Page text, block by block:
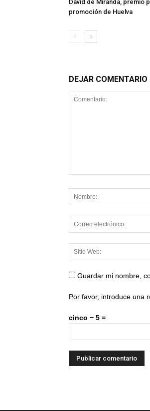
David de Miranda, premio
promoción de Huelva
DEJAR COMENTARIO
Guardar mi nombre,
Por favor, introduce una
cinco − 5 =